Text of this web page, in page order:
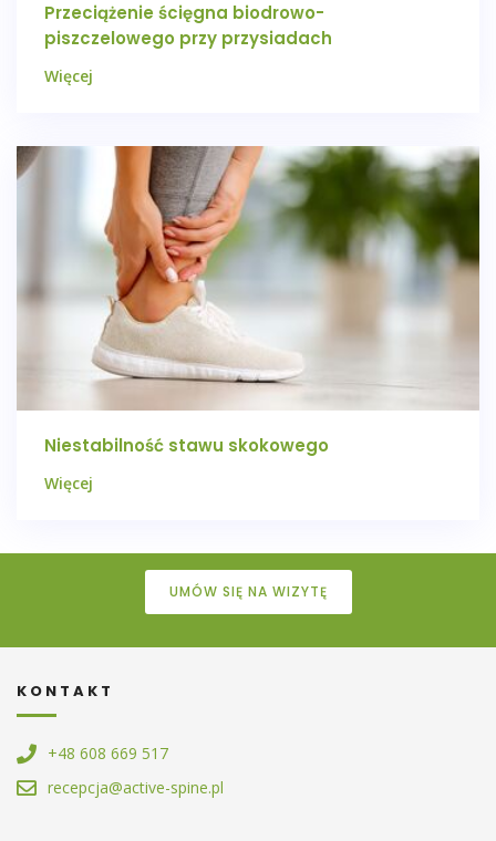
Przeciążenie ścięgna biodrowo-
piszczelowego przy przysiadach
Więcej
Niestabilność stawu skokowego
Więcej
UMÓW SIĘ NA WIZYTĘ
KONTAKT
+48 608 669 517
recepcja@active-spine.pl